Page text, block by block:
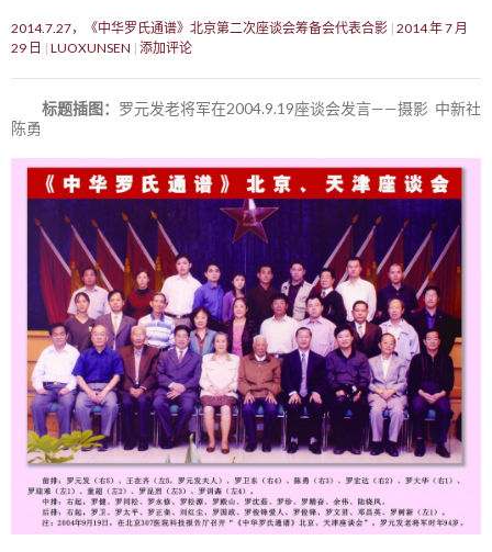
2014.7.27，《中华罗氏通谱》北京第二次座谈会筹备会代表合影 2014 年 7 月
29 日
LUOXUNSEN 添加评论
标题插图： 罗元发老将军在2004.9.19座谈会发言——摄影 中新社
陈勇